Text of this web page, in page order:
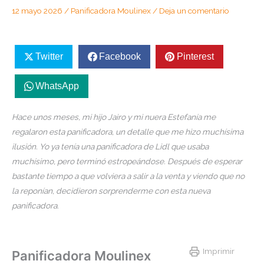
12 mayo 2026 / Panificadora Moulinex / Deja un comentario
Twitter Facebook Pinterest
WhatsApp
Hace unos meses, mi hijo Jairo y mi nuera Estefanía me
regalaron esta panificadora, un detalle que me hizo muchísima
ilusión. Yo ya tenía una panificadora de Lidl que usaba
muchísimo, pero terminó estropeándose. Después de esperar
bastante tiempo a que volviera a salir a la venta y viendo que no
la reponían, decidieron sorprenderme con esta nueva
panificadora.
Imprimir
Panificadora Moulinex